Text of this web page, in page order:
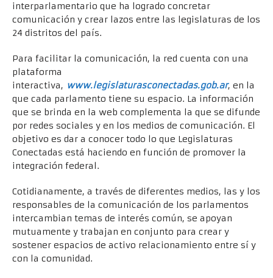
interparlamentario que ha logrado concretar
comunicación y crear lazos entre las legislaturas de los
24 distritos del país.
Para facilitar la comunicación, la red cuenta con una
plataforma
interactiva, www.legislaturasconectadas.gob.ar, en la
que cada parlamento tiene su espacio. La información
que se brinda en la web complementa la que se difunde
por redes sociales y en los medios de comunicación. El
objetivo es dar a conocer todo lo que Legislaturas
Conectadas está haciendo en función de promover la
integración federal.
Cotidianamente, a través de diferentes medios, las y los
responsables de la comunicación de los parlamentos
intercambian temas de interés común, se apoyan
mutuamente y trabajan en conjunto para crear y
sostener espacios de activo relacionamiento entre sí y
con la comunidad.